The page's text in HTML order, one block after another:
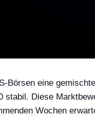
Börsen eine
stabil. Diese
Wochen